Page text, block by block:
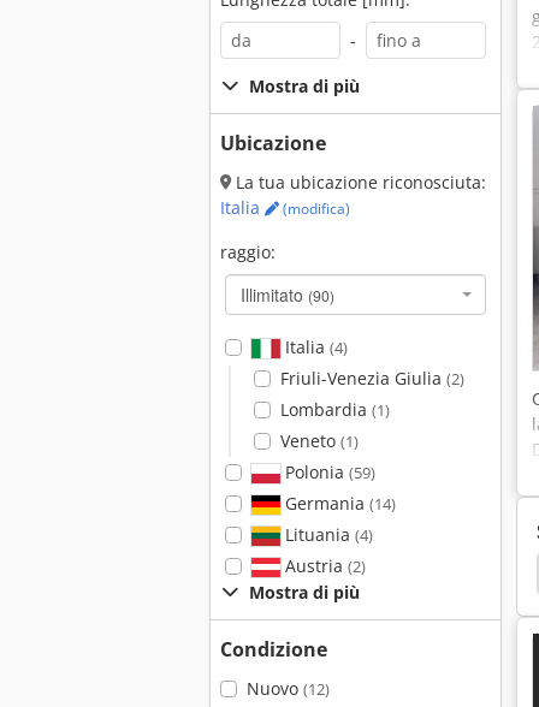
-
Mostra di più
Ubicazione
La tua ubicazione riconosciuta:
Italia
(modifica)
raggio:
Illimitato (90)
Italia (4)
Friuli-Venezia Giulia (2)
Lombardia (1)
Veneto (1)
Polonia (59)
Germania (14)
Lituania (4)
Austria (2)
Mostra di più
Condizione
Nuovo (12)